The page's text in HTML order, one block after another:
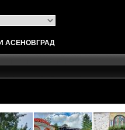
АСЕНОВГРАД